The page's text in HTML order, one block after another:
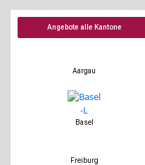
Angebote alle Kantone
Aargau
Basel
Freiburg